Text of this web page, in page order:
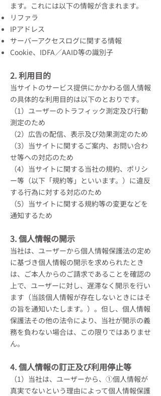
ます。これには以下の情報が含まれます。
リファラ
IPアドレス
サーバーアクセスログに関する情報
Cookie、IDFA／AAID等の識別子
2. 利用目的
当サイトのサービス提供にかかわる個人情報
の具体的な利用目的は以下のとおりです。
（1）ユーザーのトラフィック測定及び行動
測定のため
（2）広告の配信、表示及び効果測定のため
（3）当サイトに関するご案内、お問い合わ
せ等への対応のため
（4）当サイトに関する当社の規約、ポリシ
ー等（以下「規約等」といいます。）に違反
する行為に対する対応のため
（5）当サイトに関する規約等の変更などを
通知するため
3. 個人情報の開示
当社は、ユーザーから個人情報保護法の定め
に基づき個人情報の開示を求められたとき
は、ご本人からのご請求であることを確認の
上で、ユーザーに対し、遅滞なく開示を行い
ます（当該個人情報が存在しないときにはそ
の旨を通知いたします。）。但し、個人情報
保護法その他の法令により、当社が開示の義
務を負わない場合は、この限りではありませ
ん。
4. 個人情報の訂正及び利用停止等
（1）当社は、ユーザーから、①個人情報が
真実でないという理由によって個人情報保護